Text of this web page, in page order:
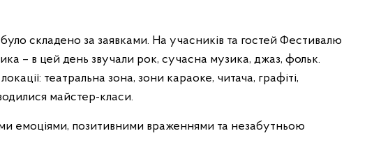
складено за заявками. На учасників та гостей Фестивалю
– в цей день звучали рок, сучасна музика, джаз, фольк.
театральна зона, зони караоке, читача, графіті,
майстер-класи.
емоціями, позитивними враженнями та незабутньою